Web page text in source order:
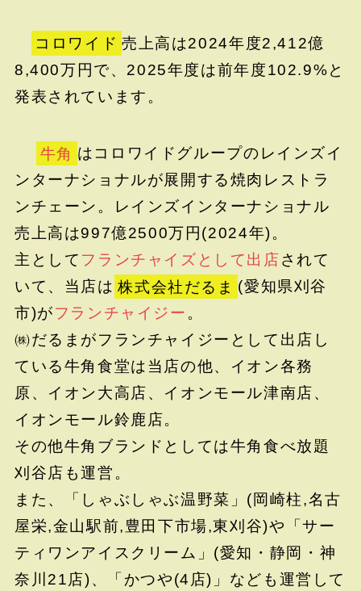
コロワイド 売上高は2024年度2,412億
8,400万円で、2025年度は前年度102.9%と
発表されています。
牛角 はコロワイドグループのレインズイ
ンターナショナルが展開する焼肉レストラ
ンチェーン。レインズインターナショナル
売上高は997億2500万円(2024年)。
主として フランチャイズとして出店されて
いて、当店は 株式会社だるま (愛知県刈谷
市)がフランチャイジー 。
㈱だるまがフランチャイジーとして出店し
ている牛角食堂は当店の他、イオン各務
原、イオン大高店、イオンモール津南店、
イオンモール鈴鹿店。
その他牛角ブランドとしては牛角食べ放題
刈谷店も運営。
また、「しゃぶしゃぶ温野菜」(岡崎柱,名古
屋栄,金山駅前,豊田下市場,東刈谷)や「サー
ティワンアイスクリーム」(愛知・静岡・神
奈川21店)、「かつや(4店)」なども運営して